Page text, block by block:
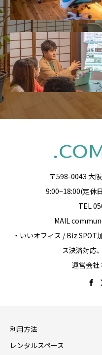
〒598-0043 大
9:00~18:00(定休
TEL
MAIL
・いいオフィス / Biz SPOT
ス決済対応
運営会社
利用方法
レンタルスペース